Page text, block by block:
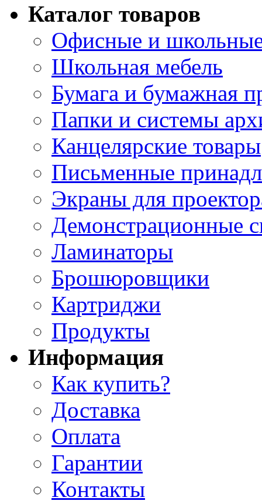
Каталог товаров
Офисные и
Школьная мебель
Бумага и бумажная
Папки и системы
Канцелярские товары
Письменные
Экраны для
Демонстрационные
Ламинаторы
Брошюровщики
Картриджи
Продукты
Информация
Как купить?
Доставка
Оплата
Гарантии
Контакты